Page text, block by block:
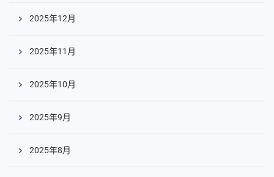
2025年12月
2025年11月
2025年10月
2025年9月
2025年8月